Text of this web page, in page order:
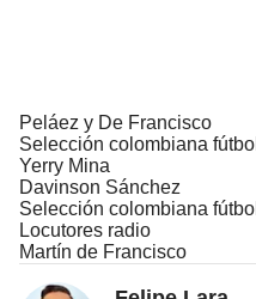
Peláez y De Francisco
Selección colombiana fútbol
Yerry Mina
Davinson Sánchez
Selección colombiana fútbol
Locutores radio
Martín de Francisco